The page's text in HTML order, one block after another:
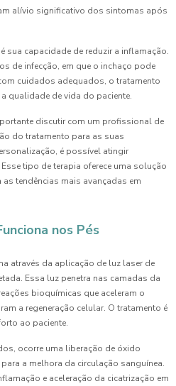
alívio significativo dos sintomas após
sua capacidade de reduzir a inflamação.
de infecção, em que o inchaço pode
cuidados adequados, o tratamento
qualidade de vida do paciente.
discutir com um profissional de
do tratamento para as suas
é possível atingir
tipo de terapia oferece uma solução
tendências mais avançadas em
nos Pés
através da aplicação de luz laser de
Essa luz penetra nas camadas da
bioquímicas que aceleram o
a regeneração celular. O tratamento é
ao paciente.
ocorre uma liberação de óxido
a melhora da circulação sanguínea.
e aceleração da cicatrização em